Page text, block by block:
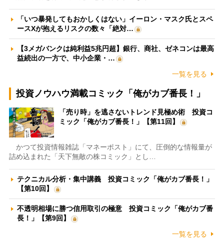
「いつ暴発してもおかしくはない」イーロン・マスク氏とスペ
ースXが抱えるリスクの数々「絶対…
【3メガバンクは純利益5兆円超】銀行、商社、ゼネコンは最高
益続出の一方で、中小企業・…
一覧を見る
投資ノウハウ満載コミック「俺がカブ番長！」
「売り時」を逃さないトレンド見極め術 投資コ
ミック「俺がカブ番長！」【第11回】
かつて投資情報雑誌「マネーポスト」にて、圧倒的な情報量が
詰め込まれた「天下無敵の株コミック」とし…
テクニカル分析・集中講義 投資コミック「俺がカブ番長！」
【第10回】
不透明相場に勝つ信用取引の極意 投資コミック「俺がカブ番
長！」【第9回】
一覧を見る